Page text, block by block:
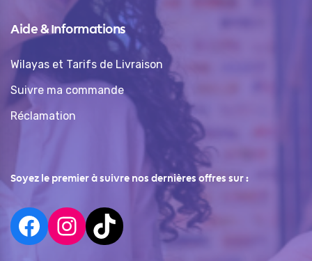
Aide & Informations
Wilayas et Tarifs de Livraison
Suivre ma commande
Réclamation
Soyez le premier à suivre nos dernières offres sur :